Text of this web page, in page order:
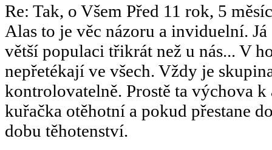
Re: Tak, o Všem Před 11 rok, 5
Alas to je věc názoru a inviduelní.
větší populaci třikrát než u nás... V
nepřetékají ve všech. Vždy je
kontrolovatelně. Prostě ta výchova
kuřačka otěhotní a pokud přestane
dobu těhotenství.